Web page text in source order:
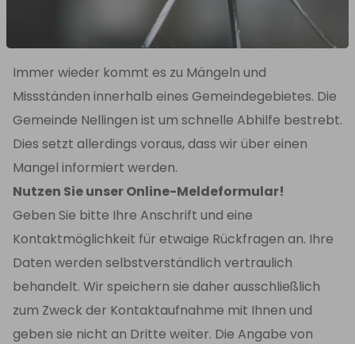
Immer wieder kommt es zu Mängeln und
Missständen innerhalb eines Gemeindegebietes. Die
Gemeinde Nellingen ist um schnelle Abhilfe bestrebt.
Dies setzt allerdings voraus, dass wir über einen
Mangel informiert werden.
Nutzen Sie unser Online-Meldeformular!
Geben Sie bitte Ihre Anschrift und eine
Kontaktmöglichkeit für etwaige Rückfragen an. Ihre
Daten werden selbstverständlich vertraulich
behandelt. Wir speichern sie daher ausschließlich
zum Zweck der Kontaktaufnahme mit Ihnen und
geben sie nicht an Dritte weiter. Die Angabe von